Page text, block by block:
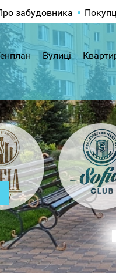
забудовника
Вулиці